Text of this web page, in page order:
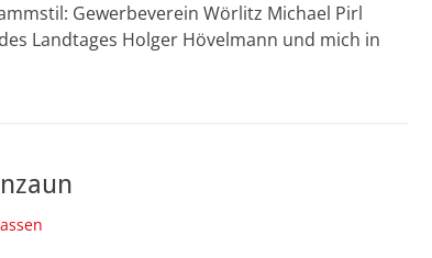
Gewerbeverein Wörlitz Michael Pirl
Landtages Holger Hövelmann und mich in